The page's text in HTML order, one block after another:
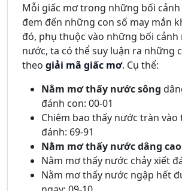
Mỗi giấc mơ trong những bối cảnh
đem đến những con số may mắn
đó, phụ thuộc vào những bối cảnh
nước, ta có thể suy luận ra những
theo giải mã giấc mơ. Cụ thể:
Nằm mơ thấy nước sông
đánh con: 00-01
Chiêm bao thấy nước tràn
đánh: 69-91
Nằm mơ thấy nước dâng cao
Nằm mơ thấy nước chảy xiết
Nằm mơ thấy nước ngập hết